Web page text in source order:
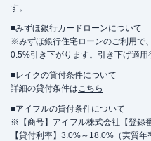
す。
■みずほ銀行カードローンについて
※みずほ銀行住宅ローンのご利用で
0.5%引き下がります。引き下げ適用
■レイクの貸付条件について
詳細の貸付条件はこちら
■アイフルの貸付条件について
※【商号】アイフル株式会社【登録
【貸付利率】3.0%～18.0%（実質